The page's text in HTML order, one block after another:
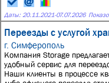
Даты: 20.11.2021-07.07.2026
Переезды с услугой
г. Симферополь
Компания Storage
удобный сервис для
Наши клиенты в процессе